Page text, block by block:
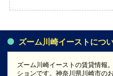
ズーム川崎イーストにつ
ズーム川崎イーストの賃貸情報
ションです。神奈川県川崎市の